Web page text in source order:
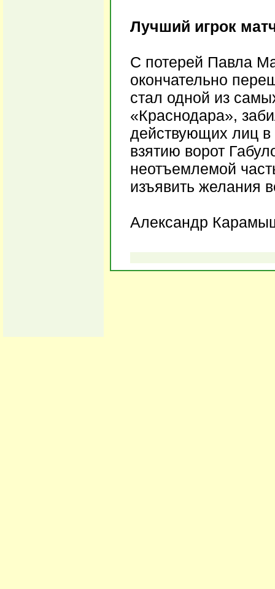
Лучший игрок
С потерей Павла
окончательно
стал одной из
«Краснодара»,
действующих лиц в
взятию ворот
неотъемлемой
изъявить желания
Александр